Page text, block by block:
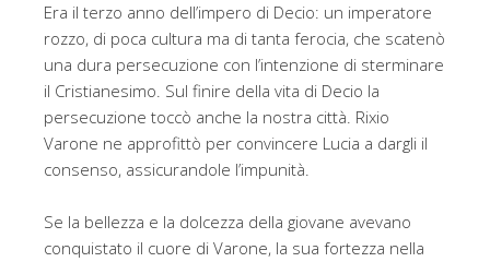
Era il terzo anno dell’impero di Decio: un imperatore
rozzo, di poca cultura ma di tanta ferocia, che scatenò
una dura persecuzione con l’intenzione di sterminare
il Cristianesimo. Sul finire della vita di Decio la
persecuzione toccò anche la nostra città. Rixio
Varone ne approfittò per convincere Lucia a dargli il
consenso, assicurandole l’impunità.
Se la bellezza e la dolcezza della giovane avevano
conquistato il cuore di Varone, la sua fortezza nella